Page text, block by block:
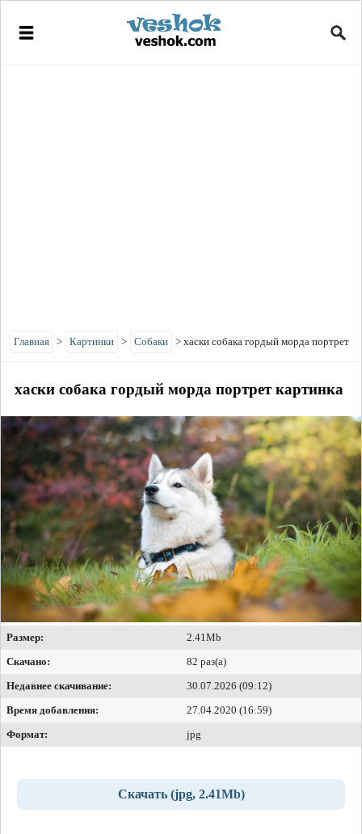
Главная > Картинки > Собаки > хаски собака гордый морда портрет
хаски собака гордый морда портрет картинка
Размер:
2.41Mb
Скачано:
82 раз(а)
Недавнее скачивание:
30.07.2026 (09:12)
Время добавления:
27.04.2020 (16:59)
Формат:
jpg
Скачать (jpg, 2.41Mb)